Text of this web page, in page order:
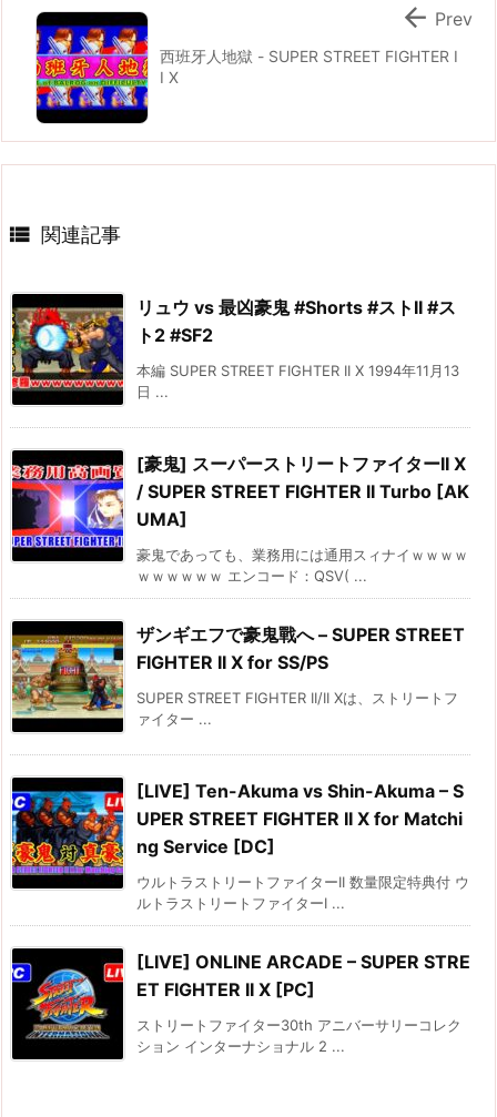
西班牙人地獄 - SUPER STREET FIGHTER I
I X
 Prev
 関連記事
リュウ vs 最凶豪鬼 #Shorts #ストII #ス
ト2 #SF2
本編 SUPER STREET FIGHTER II X 1994年11月13
日 ...
[豪鬼] スーパーストリートファイターII X
/ SUPER STREET FIGHTER II Turbo [AK
UMA]
豪鬼であっても、業務用には通用スィナイｗｗｗｗ
ｗｗｗｗｗｗ エンコード：QSV( ...
ザンギエフで豪鬼戰へ – SUPER STREET
FIGHTER II X for SS/PS
SUPER STREET FIGHTER II/II Xは、ストリートフ
ァイター ...
[LIVE] Ten-Akuma vs Shin-Akuma – S
UPER STREET FIGHTER II X for Matchi
ng Service [DC]
ウルトラストリートファイターII 数量限定特典付 ウ
ルトラストリートファイターI ...
[LIVE] ONLINE ARCADE – SUPER STRE
ET FIGHTER II X [PC]
ストリートファイター30th アニバーサリーコレク
ション インターナショナル 2 ...